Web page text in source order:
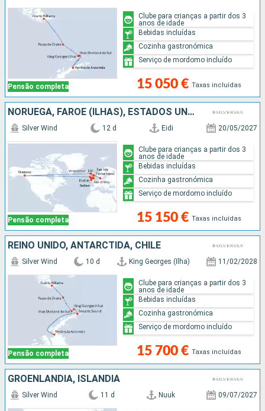
Pensão completa 15 050 € Taxas incluídas
Clube para crianças a partir dos 3
anos de idade
Bebidas incluídas
Cozinha gastronómica
Serviço de mordomo incluído
NORUEGA, FAROE (ILHAS), ESTADOS UNIDOS, REINO UNIDO, IRLANDA
Pensão completa
Silver Wind 12 d Eidi 20/05/2027
15 150 € Taxas incluídas
Clube para crianças a partir dos 3
anos de idade
Bebidas incluídas
Cozinha gastronómica
Serviço de mordomo incluído
REINO UNIDO, ANTARCTIDA, CHILE
Pensão completa
Silver Wind 10 d King Georges (Ilha) 11/02/2028
15 700 € Taxas incluídas
Clube para crianças a partir dos 3
anos de idade
Bebidas incluídas
Cozinha gastronómica
Serviço de mordomo incluído
GROENLANDIA, ISLÂNDIA
Silver Wind 11 d Nuuk 09/07/2027